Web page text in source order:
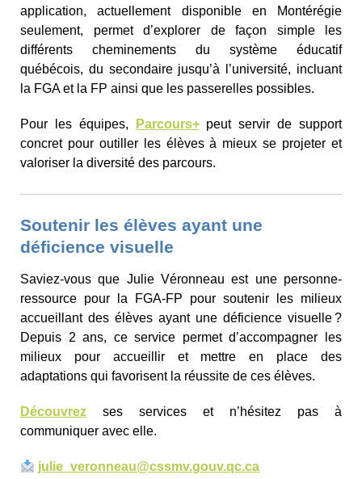
application, actuellement disponible en Montérégie
seulement, permet d’explorer de façon simple les
différents cheminements du système éducatif
québécois, du secondaire jusqu’à l’université, incluant
la FGA et la FP ainsi que les passerelles possibles.
Pour les équipes, Parcours+peut servir de support
concret pour outiller les élèves à mieux se projeter et
valoriser la diversité des parcours.
Soutenir les élèves ayant une
déficience visuelle
Saviez-vous que Julie Véronneau est une personne-
ressource pour la FGA-FP pour soutenir les milieux
accueillant des élèves ayant une déficience visuelle ?
Depuis 2 ans, ce service permet d’accompagner les
milieux pour accueillir et mettre en place des
adaptations qui favorisent la réussite de ces élèves.
Découvrez ses services et n’hésitez pas à
communiquer avec elle.
julie_veronneau@cssmv.gouv.qc.ca